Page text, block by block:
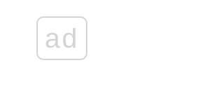
ad